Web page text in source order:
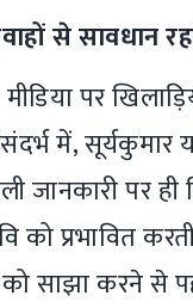
से सावधान
पर
में,
जानकारी पर
प्रभावित
को साझा करने